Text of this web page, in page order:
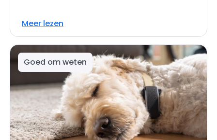
Meer lezen
Goed om weten